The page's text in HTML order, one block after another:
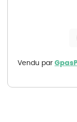
gallery
Vendu par